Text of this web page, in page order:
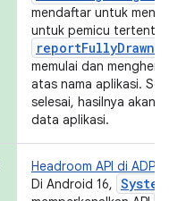
mendaftar untuk
untuk pemicu tertentu
reportFullyDrawn
memulai dan
atas nama aplikasi.
selesai, hasilnya akan
data aplikasi.
Headroom API di ADPF
Di Android 16,